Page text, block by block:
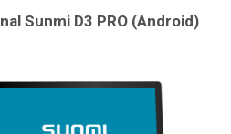
Sunmi D3 PRO (Android)